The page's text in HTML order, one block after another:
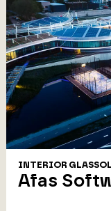
INTERIOR
Afas